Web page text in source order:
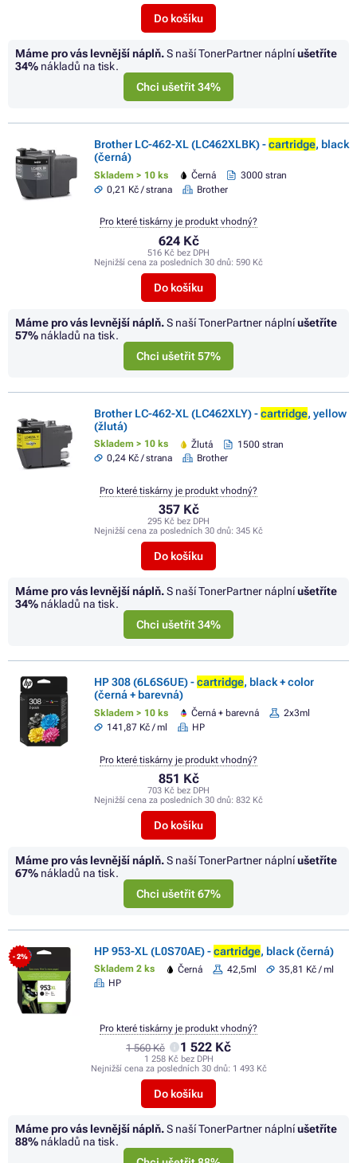
Do košíku
Máme pro vás levnější náplň.S naší TonerPartner náplníušetříte
34% nákladů na tisk.
Chci ušetřit 34%
Brother LC-462-XL (LC462XLBK) -cartridge, black
(černá)
Skladem > 10 ks Černá
3000 stran
0,21 Kč / strana
Brother
624 Kč
516 Kč bez DPH
Nejnižší cena za posledních 30 dnů: 590 Kč
Do košíku
Pro které tiskárny je produkt vhodný?
Máme pro vás levnější náplň.S naší TonerPartner náplníušetříte
57% nákladů na tisk.
Chci ušetřit 57%
Brother LC-462-XL (LC462XLY) -cartridge, yellow
(žlutá)
Skladem > 10 ks Žlutá
1500 stran
0,24 Kč / strana
Brother
357 Kč
295 Kč bez DPH
Nejnižší cena za posledních 30 dnů: 345 Kč
Do košíku
Pro které tiskárny je produkt vhodný?
Máme pro vás levnější náplň.S naší TonerPartner náplníušetříte
34% nákladů na tisk.
Chci ušetřit 34%
HP 308 (6L6S6UE) -cartridge, black + color
(černá + barevná)
Skladem > 10 ks Černá + barevná
2x3ml
141,87 Kč / ml
HP
851 Kč
703 Kč bez DPH
Nejnižší cena za posledních 30 dnů: 832 Kč
Do košíku
Pro které tiskárny je produkt vhodný?
Máme pro vás levnější náplň.S naší TonerPartner náplníušetříte
67% nákladů na tisk.
Chci ušetřit 67%
- 2% HP 953-XL (L0S70AE) -cartridge, black (černá)
Skladem 2 ks Černá 42,5ml
35,81 Kč / ml
HP
1 560 Kč 1 522 Kč
1 258 Kč bez DPH
Nejnižší cena za posledních 30 dnů: 1 493 Kč
Do košíku
Pro které tiskárny je produkt vhodný?
Máme pro vás levnější náplň.S naší TonerPartner náplníušetříte
88% nákladů na tisk.